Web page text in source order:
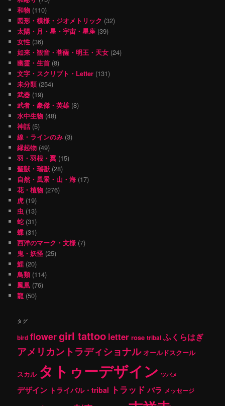
和物 (110)
図形・模様・ジオメトリック (32)
太陽・月・星・宇宙・星座 (39)
女性 (36)
如来・観音・菩薩・明王・天女 (24)
幽霊・生首 (8)
文字・スクリプト・Letter (131)
未分類(254)
武器 (19)
武者・豪傑・英雄(8)
水中生物 (48)
神話 (5)
線・ラインのみ (3)
縁起物 (49)
羽・羽根・翼 (15)
聖獣・瑞獣 (28)
自然・風景・山・海 (17)
花・植物 (276)
虎 (19)
虫 (13)
蛇 (31)
蝶 (31)
西洋のマーク・文様 (7)
鬼・妖怪 (25)
鯉 (20)
鳥類(114)
鳳凰 (76)
龍 (50)
タグ
bird flowergirl tattoo letter rose tribal ふくらはぎ
アメリカントラディショナル オールドスクール
スカル タトゥーデザイン ツバメ
デザイン トライバル・tribal トラッド バラ メッセージ